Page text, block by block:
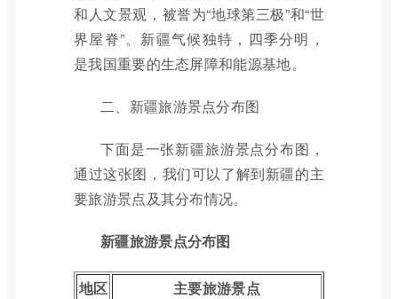
和人文景观，被誉为“地球第三极”和“世
界屋脊”。新疆气候独特，四季分明，
是我国重要的生态屏障和能源基地。
二、新疆旅游景点分布图
下面是一张新疆旅游景点分布图，
通过这张图，我们可以了解到新疆的主
要旅游景点及其分布情况。
新疆旅游景点分布图
地区
主要旅游景点